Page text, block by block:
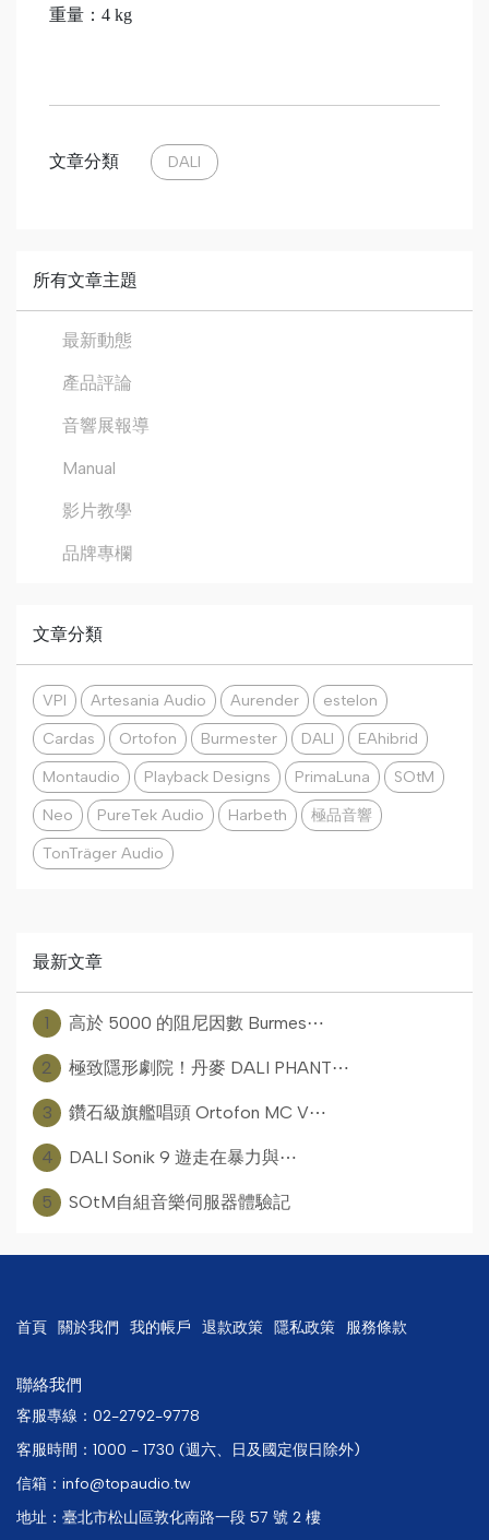
重量：4 kg
文章分類 DALI
所有文章主題
最新動態
產品評論
音響展報導
Manual
影片教學
品牌專欄
文章分類
VPI Artesania Audio Aurender
estelon
Cardas
Ortofon Burmester DALI
EAhibrid
Montaudio
Playback Designs PrimaLuna
SOtM
Neo
PureTek Audio Harbeth
極品音響
TonTräger Audio
最新文章
1 高於 5000 的阻尼因數 Burmes⋯
2 極致隱形劇院！丹麥 DALI PHANT⋯
3 鑽石級旗艦唱頭 Ortofon MC V⋯
4 DALI Sonik 9 遊走在暴力與⋯
5 SOtM自組音樂伺服器體驗記
首頁 關於我們 我的帳戶 退款政策 隱私政策 服務條款
聯絡我們
客服專線：02-2792-9778
客服時間：1000 - 1730 (週六、日及國定假日除外)
信箱：info@topaudio.tw
地址：臺北市松山區敦化南路一段 57 號 2 樓